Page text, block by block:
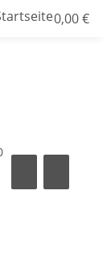
0,00 €